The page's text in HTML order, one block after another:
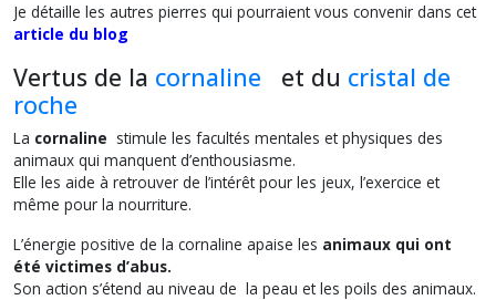
Je détaille les autres pierres qui pourraient vous convenir dans cet
article du blog
Vertus de la cornaline et du cristal de
roche
La cornaline stimule les facultés mentales et physiques des
animaux qui manquent d’enthousiasme.
Elle les aide à retrouver de l’intérêt pour les jeux, l’exercice et
même pour la nourriture.
L’énergie positive de la cornaline apaise les animaux qui ont
été victimes d’abus.
Son action s’étend au niveau de la peau et les poils des animaux.